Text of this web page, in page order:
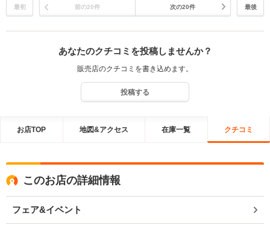
最初 前の20件 次の20件 最後
あなたのクチコミを投稿しませんか？
販売店のクチコミを書き込めます。
投稿する
お店TOP 地図&アクセス 在庫一覧 クチコミ
このお店の詳細情報
フェア&イベント